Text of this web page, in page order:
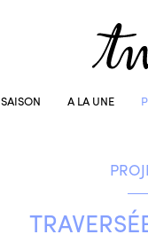
SAISON A LA UNE